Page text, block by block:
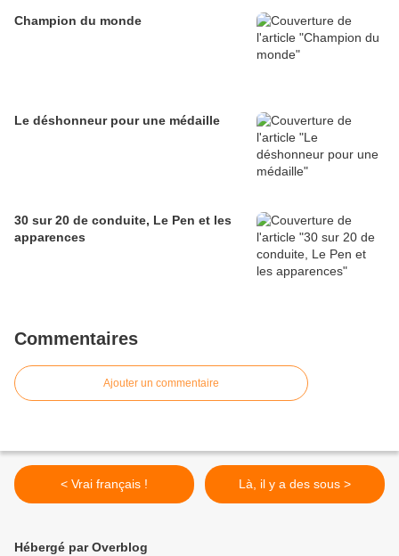
Champion du monde
Le déshonneur pour une médaille
30 sur 20 de conduite, Le Pen et les
apparences
Commentaires
Ajouter un commentaire
< Vrai français ! Là, il y a des sous >
Hébergé par Overblog